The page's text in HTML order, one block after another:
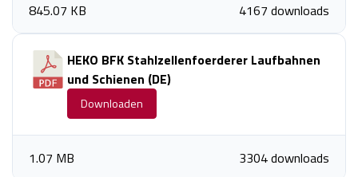
4167 downloads
845.07 KB
HEKO BFK Stahlzellenfoerderer Laufbahnen
und Schienen (DE)
Downloaden
3304 downloads
1.07 MB